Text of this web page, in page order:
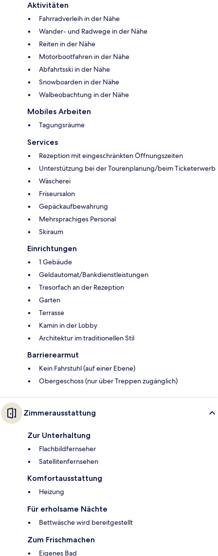
Aktivitäten
Fahrradverleih in der Nähe
Wander- und Radwege in der Nähe
Reiten in der Nähe
Motorbootfahren in der Nähe
Abfahrtsski in der Nähe
Snowboarden in der Nähe
Walbeobachtung in der Nähe
Mobiles Arbeiten
Tagungsräume
Services
Rezeption mit eingeschränkten Öffnungszeiten
Unterstützung bei der Tourenplanung/beim Ticketerwerb
Wäscherei
Friseursalon
Gepäckaufbewahrung
Mehrsprachiges Personal
Skiraum
Einrichtungen
1 Gebäude
Geldautomat/Bankdienstleistungen
Tresorfach an der Rezeption
Garten
Terrasse
Kamin in der Lobby
Architektur im traditionellen Stil
Barrierearmut
Kein Fahrstuhl (auf einer Ebene)
Obergeschoss (nur über Treppen zugänglich)
Zimmerausstattung
Zur Unterhaltung
Flachbildfernseher
Satellitenfernsehen
Komfortausstattung
Heizung
Für erholsame Nächte
Bettwäsche wird bereitgestellt
Zum Frischmachen
Eigenes Bad